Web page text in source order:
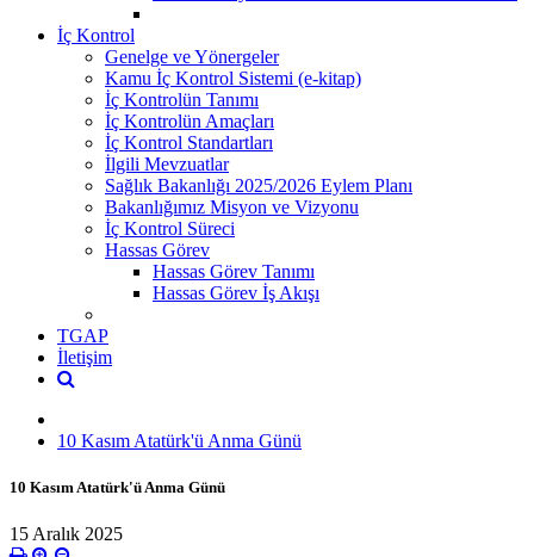
İç Kontrol
Genelge ve Yönergeler
Kamu İç Kontrol Sistemi (e-kitap)
İç Kontrolün Tanımı
İç Kontrolün Amaçları
İç Kontrol Standartları
İlgili Mevzuatlar
Sağlık Bakanlığı 2025/2026 Eylem Planı
Bakanlığımız Misyon ve Vizyonu
İç Kontrol Süreci
Hassas Görev
Hassas Görev Tanımı
Hassas Görev İş Akışı
TGAP
İletişim
10 Kasım Atatürk'ü Anma Günü
10 Kasım Atatürk'ü Anma Günü
15 Aralık 2025